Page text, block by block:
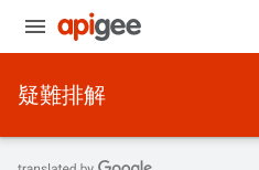
疑難排解